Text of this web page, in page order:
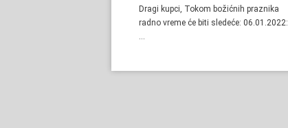
Dragi kupci, Tokom božićnih praznika
radno vreme će biti sledeće: 06.01.2022:
…